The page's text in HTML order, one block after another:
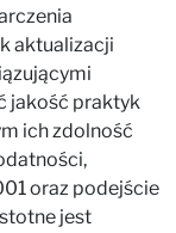
aktualizacji
jakość praktyk
ich zdolność
oraz podejście
jest